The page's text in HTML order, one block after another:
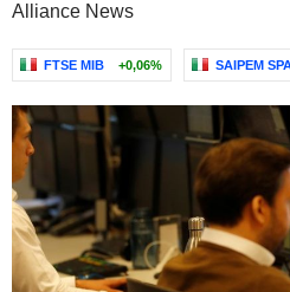
Alliance News
FTSE MIB +0,06% SAIPEM